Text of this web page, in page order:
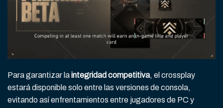
Para garantizar laintegridad competitiva, el crossplay
estará disponible solo entre las versiones de consola,
evitando así enfrentamientos entre jugadores de PC y